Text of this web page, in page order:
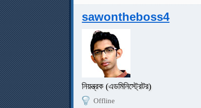
sawontheboss4
নিয়ন্ত্রক (এডমিনিস্ট্রেটর)
Offline